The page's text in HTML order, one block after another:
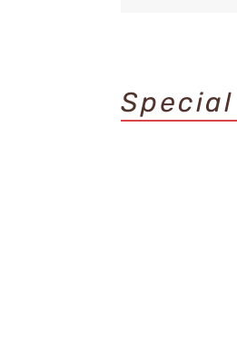
Special